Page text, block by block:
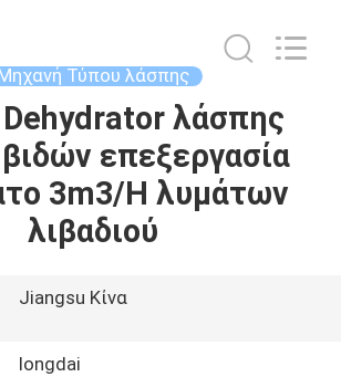
Τύπου λάσπης
λάσπης
επεξεργασία
3m3/H λυμάτων
λιβαδιού
Jiangsu Κίνα
longdai